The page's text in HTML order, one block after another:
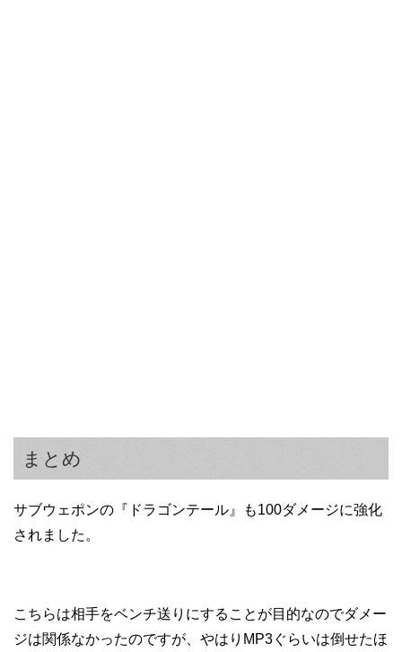
まとめ
サブウェポンの『ドラゴンテール』も100ダメージに強化
されました。
こちらは相手をベンチ送りにすることが目的なのでダメー
ジは関係なかったのですが、やはりMP3ぐらいは倒せたほ